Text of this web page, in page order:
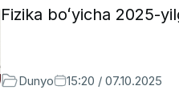
Fizika boʻyicha 2025-
Dunyo 15:20 / 07.10.2025